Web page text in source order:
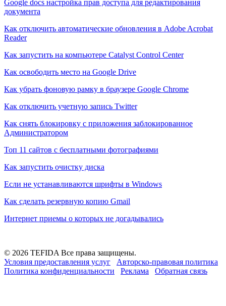
Google docs настройка прав доступа для редактирования
документа
Как отключить автоматические обновления в Adobe Acrobat
Reader
Как запустить на компьютере Catalyst Control Center
Как освободить место на Google Drive
Как убрать фоновую рамку в браузере Google Chrome
Как отключить учетную запись Twitter
Как снять блокировку с приложения заблокированное
Администратором
Топ 11 сайтов с бесплатными фотографиями
Как запустить очистку диска
Если не устанавливаются шрифты в Windows
Как сделать резервную копию Gmail
Интернет приемы о которых не догадывались
© 2026 TEFIDA Все права защищены.
Условия предоставления услуг
Авторско-правовая политика
Политика конфиденциальности
Реклама Обратная связь